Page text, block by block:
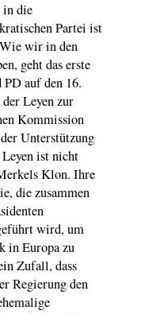
die
Partei ist
Wie wir in den
geht das erste
auf den 16.
Leyen zur
Kommission
Unterstützung
ist nicht
Klon. Ihre
die zusammen
wird, um
in Europa zu
Zufall, dass
Regierung den